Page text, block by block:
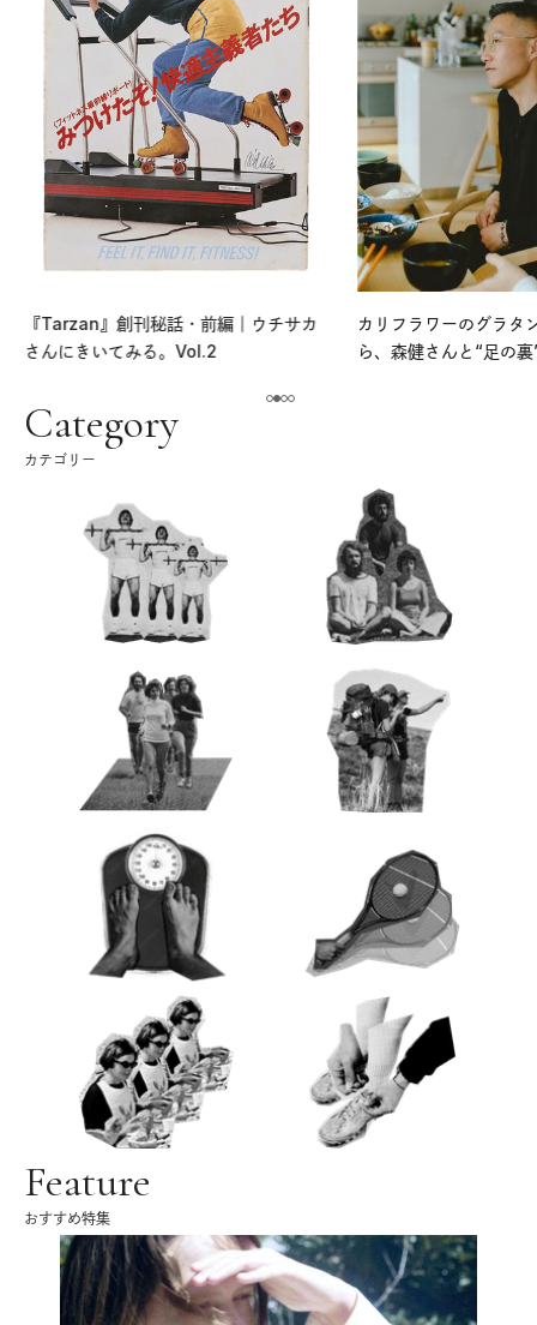
『Tarzan』創刊秘話・前編｜ウチサカ
さんにきいてみる。Vol.2
カリフラワーのグラタ
ら、森健さんと“足の
Category
カテゴリー
Feature
おすすめ特集